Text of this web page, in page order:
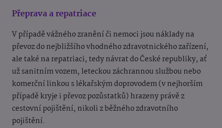
Přeprava a repatriace
V případě vážného zranění či nemoci jsou náklady na
převoz do nejbližšího vhodného zdravotnického zařízení,
ale také na repatriaci, tedy návrat do České republiky, ať
už sanitním vozem, leteckou záchrannou službou nebo
komerční linkou s lékařským doprovodem (v nejhorším
případě kryje i převoz pozůstatků) hrazeny právě z
cestovní pojištění, nikoli z běžného zdravotního
pojištění.